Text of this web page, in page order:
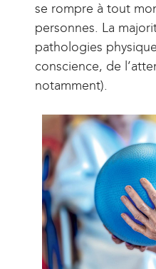
se rompre à tout
personnes. La
pathologies
conscience, de
notamment).